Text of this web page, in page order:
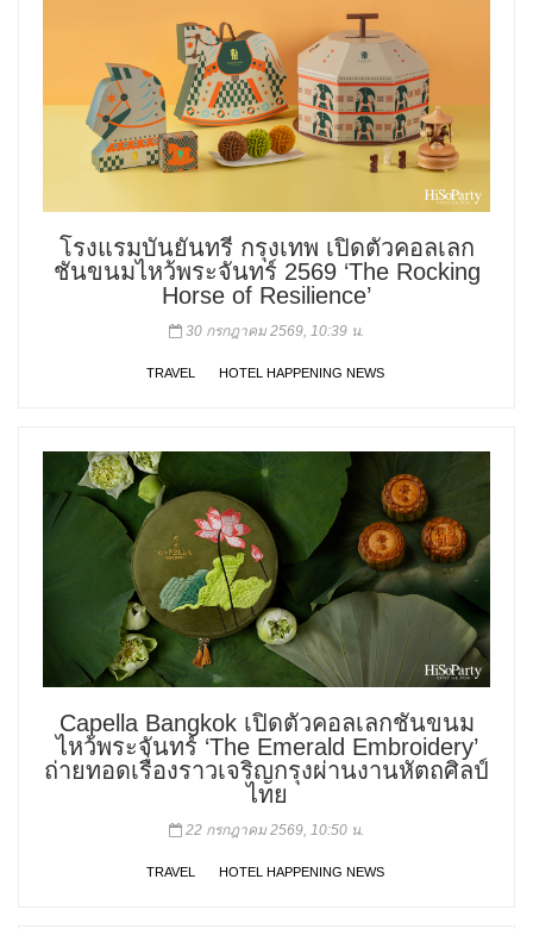
โรงแรมบันยันทรี กรุงเทพ เปิดตัวคอลเลก
ชันขนมไหว้พระจันทร์ 2569 ‘The Rocking
Horse of Resilience’
30 กรกฎาคม 2569, 10:39 น.
TRAVEL HOTEL HAPPENING NEWS
Capella Bangkok เปิดตัวคอลเลกชันขนม
ไหว้พระจันทร์ ‘The Emerald Embroidery’
ถ่ายทอดเรื่องราวเจริญกรุงผ่านงานหัตถศิลป์
ไทย
22 กรกฎาคม 2569, 10:50 น.
TRAVEL HOTEL HAPPENING NEWS